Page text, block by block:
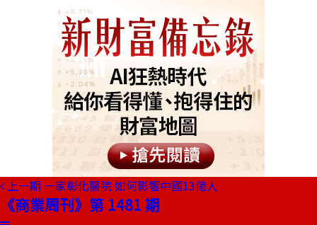
上一期 一家彰化醫院 如何影響中國13億人
《商業周刊》第 1481 期